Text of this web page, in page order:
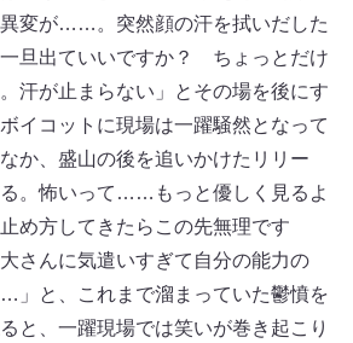
変が……。突然顔の汗を拭いだした
旦出ていいですか？ ちょっとだけ
汗が止まらない」とその場を後にす
イコットに現場は一躍騒然となって
か、盛山の後を追いかけたリリー
。怖いって……もっと優しく見るよ
め方してきたらこの先無理です
さんに気遣いすぎて自分の能力の
」と、これまで溜まっていた鬱憤を
と、一躍現場では笑いが巻き起こり